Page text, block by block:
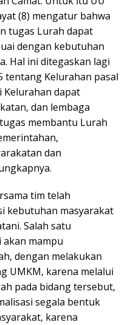
(8) mengatur bahwa
tugas Lurah dapat
dengan kebutuhan
Hal ini ditegaskan lagi
tentang Kelurahan pasal
Kelurahan dapat
dan lembaga
membantu Lurah
dan
tim telah
kebutuhan masyarakat
Salah satu
akan mampu
dengan melakukan
UMKM, karena melalui
pada bidang tersebut,
segala bentuk
karena